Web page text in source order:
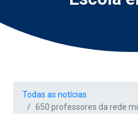
Todas as notícias
650 professores da rede